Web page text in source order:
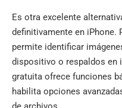
Es otra excelente
definitivamente en iPhone.
permite identificar
dispositivo o respaldos en
gratuita ofrece funciones
habilita opciones